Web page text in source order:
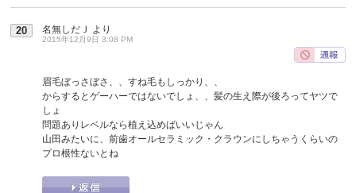
20 名無しだＪ より
2015年12月9日 3:08 PM
眉毛ぼっさぼさ、、すね毛もしっかり、、
からするとゲーハーではないでしょ、、髪の生え際が後ろってヤツで
しょ
問題ありレベルなら植え込めばいいじゃん
山田みたいに、前歯オールセラミック・クラウンにしちゃうくらいの
プロ根性ないとね